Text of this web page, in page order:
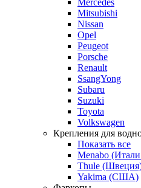
Mitsubishi
Nissan
Opel
Peugeot
Porsche
Renault
SsangYong
Subaru
Suzuki
Toyota
Volkswagen
Крепления для
Показать все
Menabo
Thule
Yakima (США)